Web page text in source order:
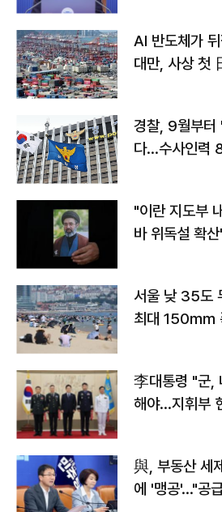
AI 반도체가
대만, 사상 첫
경찰, 9월부터
다…수사인력
"이란 지도부
바 위독설 확
서울 낮 35도
최대 150㎜
李대통령 "군,
해야…지휘부
與, 부동산 세
에 '맹공'…"공